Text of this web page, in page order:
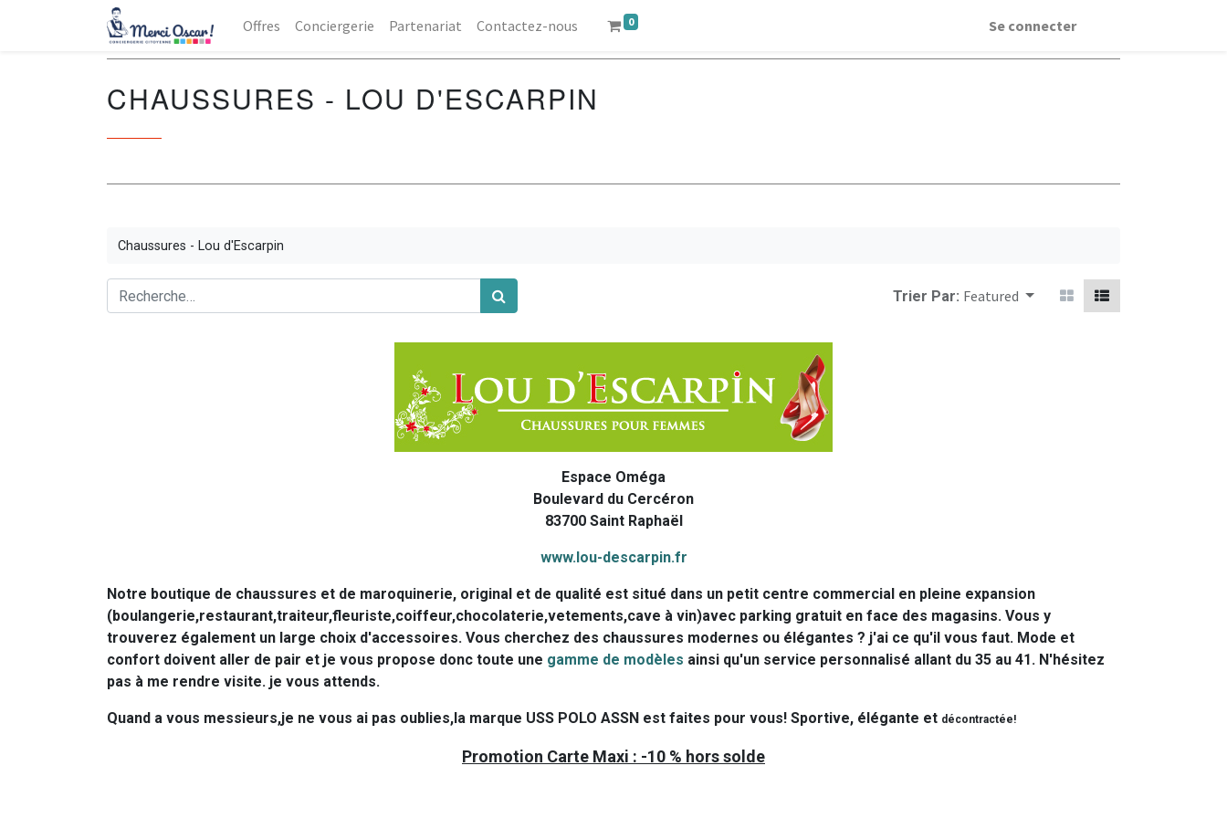
Offres Conciergerie Partenariat Contactez-nous 0 Se connecter
CHAUSSURES - LOU D'ESCARPIN
Chaussures - Lou d'Escarpin
Trier Par: Featured
Espace Oméga
Boulevard du Cercéron
83700 Saint Raphaël
www.lou-descarpin.fr
Notre boutique de chaussures et de maroquinerie, original et de qualité est situé dans un petit centre commercial en pleine expansion
(boulangerie,restaurant,traiteur,fleuriste,coiffeur,chocolaterie,vetements,cave à vin)avec parking gratuit en face des magasins. Vous y
trouverez également un large choix d'accessoires. Vous cherchez des chaussures modernes ou élégantes ? j'ai ce qu'il vous faut. Mode et
confort doivent aller de pair et je vous propose donc toute une gamme de modèles ainsi qu'un service personnalisé allant du 35 au 41. N'hésitez
pas à me rendre visite. je vous attends.
Quand a vous messieurs,je ne vous ai pas oublies,la marque USS POLO ASSN est faites pour vous! Sportive, élégante et décontractée!
Promotion Carte Maxi : -10 % hors solde